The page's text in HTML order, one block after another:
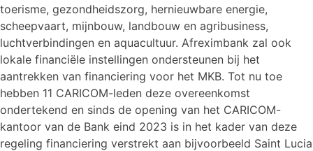
toerisme, gezondheidszorg, hernieuwbare energie,
scheepvaart, mijnbouw, landbouw en agribusiness,
luchtverbindingen en aquacultuur. Afreximbank zal ook
lokale financiële instellingen ondersteunen bij het
aantrekken van financiering voor het MKB. Tot nu toe
hebben 11 CARICOM-leden deze overeenkomst
ondertekend en sinds de opening van het CARICOM-
kantoor van de Bank eind 2023 is in het kader van deze
regeling financiering verstrekt aan bijvoorbeeld Saint Lucia